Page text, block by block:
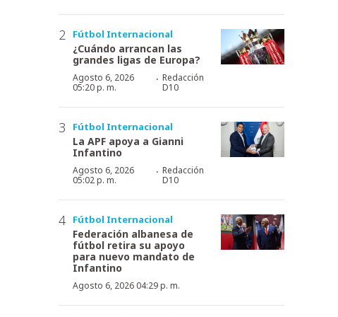
Fútbol Internacional
¿Cuándo arrancan las
grandes ligas de Europa?
Agosto 6, 2026
05:20 p. m.
· Redacción
D10
Fútbol Internacional
La APF apoya a Gianni
Infantino
Agosto 6, 2026
05:02 p. m.
· Redacción
D10
Fútbol Internacional
Federación albanesa de
fútbol retira su apoyo
para nuevo mandato de
Infantino
Agosto 6, 2026 04:29 p. m.